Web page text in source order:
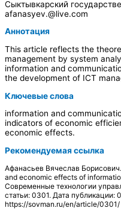
Сыктывкарский
afanasyev.@live.com
Аннотация
This article reflects the
management by system
information and
the development of ICT
Ключевые слова
information and
indicators of economic
economic effects.
Рекомендуемая ссылка
Афанасьев Вячеслав
and economic effects of
Современные технологии
статьи: 0301. Дата публикации:
https://sovman.ru/en/article/0301/